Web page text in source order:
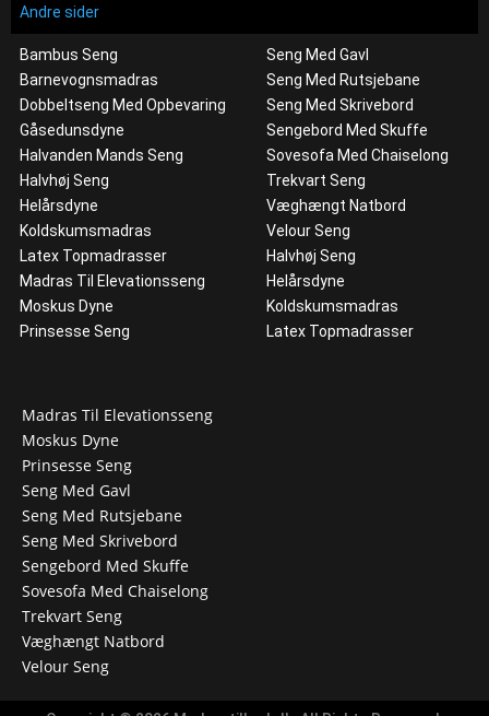
Andre sider
Bambus Seng
Barnevognsmadras
Dobbeltseng Med Opbevaring
Gåsedunsdyne
Halvanden Mands Seng
Halvhøj Seng
Helårsdyne
Koldskumsmadras
Latex Topmadrasser
Madras Til Elevationsseng
Moskus Dyne
Prinsesse Seng
Seng Med Gavl
Seng Med Rutsjebane
Seng Med Skrivebord
Sengebord Med Skuffe
Sovesofa Med Chaiselong
Trekvart Seng
Væghængt Natbord
Velour Seng
Halvhøj Seng
Helårsdyne
Koldskumsmadras
Latex Topmadrasser
Madras Til Elevationsseng
Moskus Dyne
Prinsesse Seng
Seng Med Gavl
Seng Med Rutsjebane
Seng Med Skrivebord
Sengebord Med Skuffe
Sovesofa Med Chaiselong
Trekvart Seng
Væghængt Natbord
Velour Seng